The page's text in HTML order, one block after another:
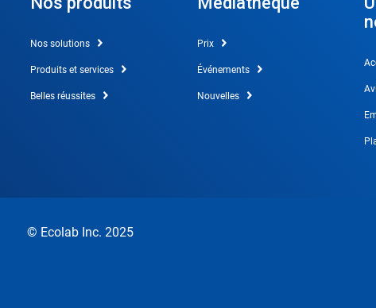
Nos solutions
Produits et services
Belles réussites
Prix
Événements
Nouvelles
© Ecolab Inc. 2025